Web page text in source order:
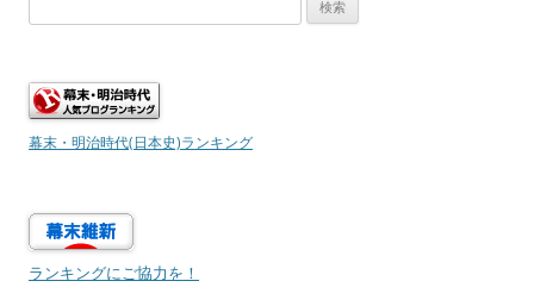
ー
シ
ン
索:
幕末・明治時代(日本史)ランキング
ランキングにご協力を！